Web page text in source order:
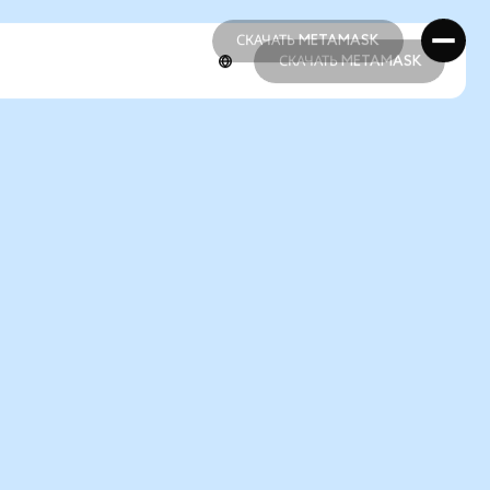
СКАЧАТЬ METAMASK
СКАЧАТЬ METAMASK
СКАЧАТЬ METAMASK